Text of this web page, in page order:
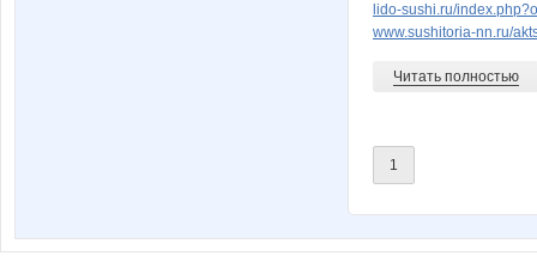
lido-sushi.ru/
www.sushitoria-nn.ru/
Читать полностью
1